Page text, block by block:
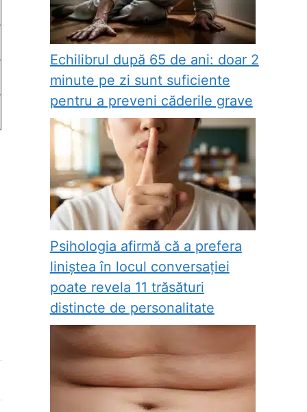
Echilibrul după 65 de ani: doar 2
minute pe zi sunt suficiente
pentru a preveni căderile grave
Psihologia afirmă că a prefera
liniștea în locul conversației
poate revela 11 trăsături
distincte de personalitate